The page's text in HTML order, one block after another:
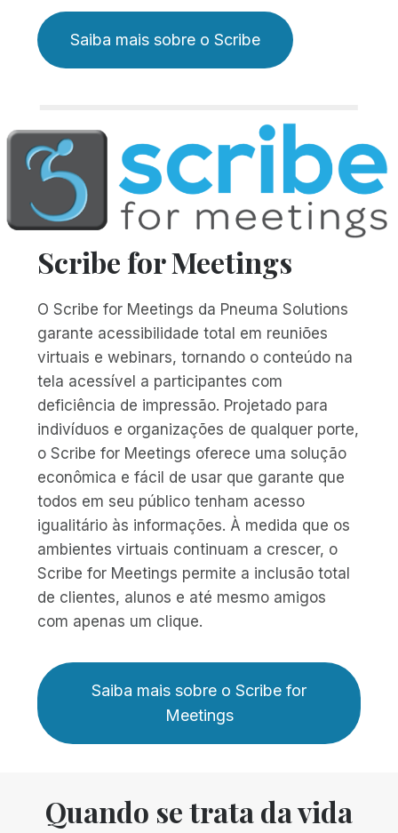
Saiba mais sobre o Scribe
Scribe for Meetings
O Scribe for Meetings da Pneuma Solutions
garante acessibilidade total em reuniões
virtuais e webinars, tornando o conteúdo na
tela acessível a participantes com
deficiência de impressão. Projetado para
indivíduos e organizações de qualquer porte,
o Scribe for Meetings oferece uma solução
econômica e fácil de usar que garante que
todos em seu público tenham acesso
igualitário às informações. À medida que os
ambientes virtuais continuam a crescer, o
Scribe for Meetings permite a inclusão total
de clientes, alunos e até mesmo amigos
com apenas um clique.
Saiba mais sobre o Scribe for
Meetings
Quando se trata da vida